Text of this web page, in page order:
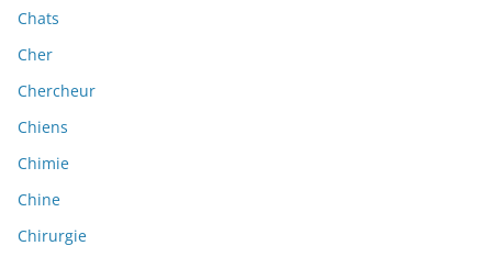
Chats
Cher
Chercheur
Chiens
Chimie
Chine
Chirurgie